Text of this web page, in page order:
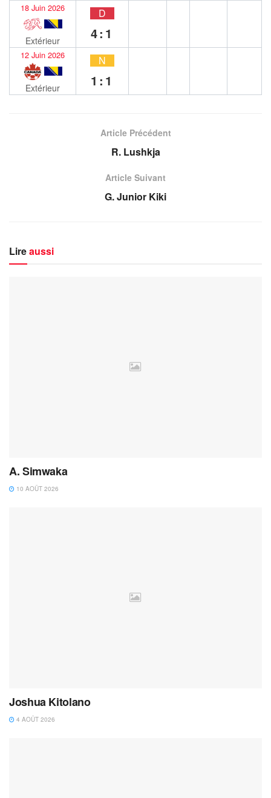
18 Juin 2026
Extérieur
D
4:1
12 Juin 2026
Extérieur
N
1:1
Article Précédent
R. Lushkja
Article Suivant
G. Junior Kiki
Lireaussi
A. Simwaka
10 AOÛT 2026
Joshua Kitolano
4 AOÛT 2026